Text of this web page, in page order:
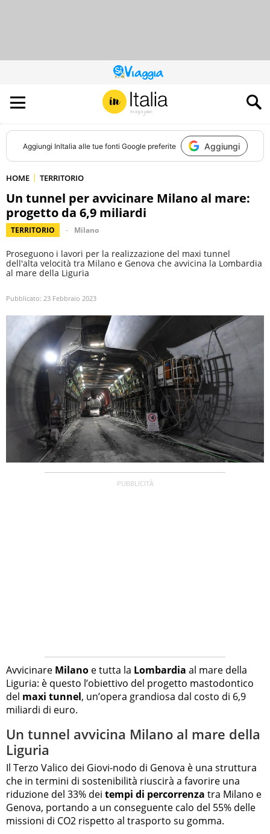
QUESTO
SITO
CONTRIBUISCE
ALL’AUDIENCE
DI
Aggiungi InItalia alle tue fonti Google preferite Aggiungi
HOME TERRITORIO
Un tunnel per avvicinare Milano al mare:
progetto da 6,9 miliardi
TERRITORIO Milano
Proseguono i lavori per la realizzazione del maxi tunnel
dell'alta velocità tra Milano e Genova che avvicina la Lombardia
al mare della Liguria
Pubblicato: 23 Febbraio 2023
Avvicinare Milano e tutta la Lombardia al mare della
Liguria: è questo l’obiettivo del progetto mastodontico
del maxi tunnel, un’opera grandiosa dal costo di 6,9
miliardi di euro.
Un tunnel avvicina Milano al mare della
Liguria
Il Terzo Valico dei Giovi-nodo di Genova è una struttura
che in termini di sostenibilità riuscirà a favorire una
riduzione del 33% dei tempi di percorrenza tra Milano e
Genova, portando a un conseguente calo del 55% delle
missioni di CO2 rispetto al trasporto su gomma.